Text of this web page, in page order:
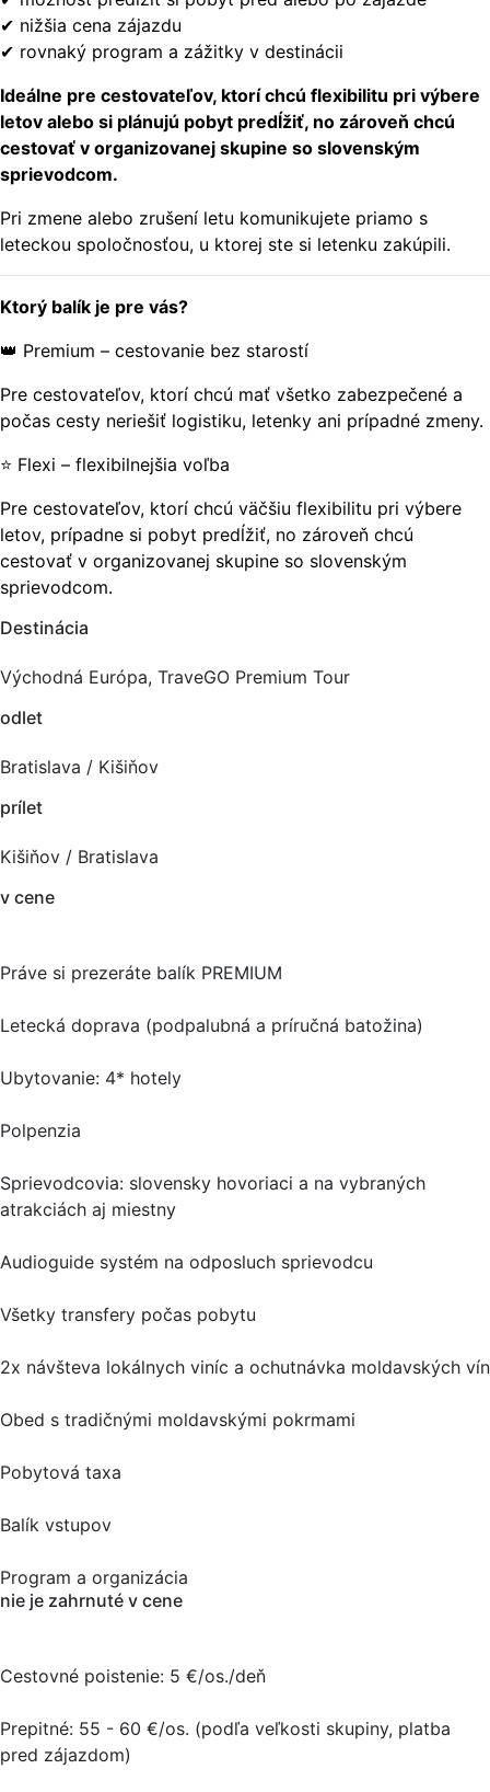
✔ nižšia cena zájazdu
✔ rovnaký program a zážitky v destinácii
Ideálne pre cestovateľov, ktorí chcú flexibilitu pri výbere
letov alebo si plánujú pobyt predĺžiť, no zároveň chcú
cestovať v organizovanej skupine so slovenským
sprievodcom.
Pri zmene alebo zrušení letu komunikujete priamo s
leteckou spoločnosťou, u ktorej ste si letenku zakúpili.
Ktorý balík je pre vás?
👑 Premium – cestovanie bez starostí
Pre cestovateľov, ktorí chcú mať všetko zabezpečené a
počas cesty neriešiť logistiku, letenky ani prípadné zmeny.
⭐ Flexi – flexibilnejšia voľba
Pre cestovateľov, ktorí chcú väčšiu flexibilitu pri výbere
letov, prípadne si pobyt predĺžiť, no zároveň chcú
cestovať v organizovanej skupine so slovenským
sprievodcom.
Destinácia
Východná Európa, TraveGO Premium Tour
odlet
Bratislava / Kišiňov
prílet
Kišiňov / Bratislava
v cene
Práve si prezeráte balík PREMIUM
Letecká doprava (podpalubná a príručná batožina)
Ubytovanie: 4* hotely
Polpenzia
Sprievodcovia: slovensky hovoriaci a na vybraných
atrakciách aj miestny
Audioguide systém na odposluch sprievodcu
Všetky transfery počas pobytu
2x návšteva lokálnych viníc a ochutnávka moldavských vín
Obed s tradičnými moldavskými pokrmami
Pobytová taxa
Balík vstupov
Program a organizácia
nie je zahrnuté v cene
Cestovné poistenie: 5 €/os./deň
Prepitné: 55 - 60 €/os. (podľa veľkosti skupiny, platba
pred zájazdom)